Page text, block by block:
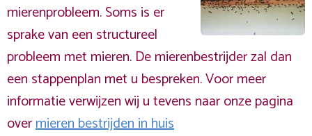
mierenprobleem. Soms is er
sprake van een structureel
probleem met mieren. De mierenbestrijder zal dan
een stappenplan met u bespreken. Voor meer
informatie verwijzen wij u tevens naar onze pagina
overmieren bestrijden in huis